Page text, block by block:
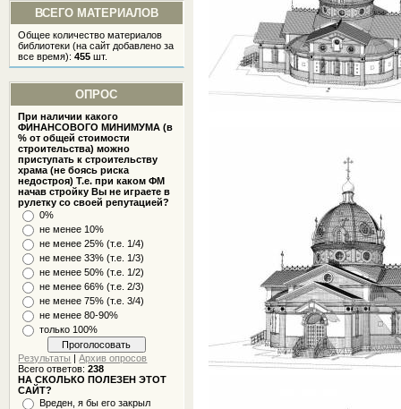
ВСЕГО МАТЕРИАЛОВ
Общее количество материалов
библиотеки (на сайт добавлено за
все время):455 шт.
ОПРОС
При наличии какого
ФИНАНСОВОГО МИНИМУМА (в
% от общей стоимости
строительства) можно
приступать к строительству
храма (не боясь риска
недостроя) Т.е. при каком ФМ
начав стройку Вы не играете в
рулетку со своей репутацией?
0%
не менее 10%
не менее 25% (т.е. 1/4)
не менее 33% (т.е. 1/3)
не менее 50% (т.е. 1/2)
не менее 66% (т.е. 2/3)
не менее 75% (т.е. 3/4)
не менее 80-90%
только 100%
Результаты |Архив опросов
Всего ответов:238
НА СКОЛЬКО ПОЛЕЗЕН ЭТОТ
САЙТ?
Вреден, я бы его закрыл